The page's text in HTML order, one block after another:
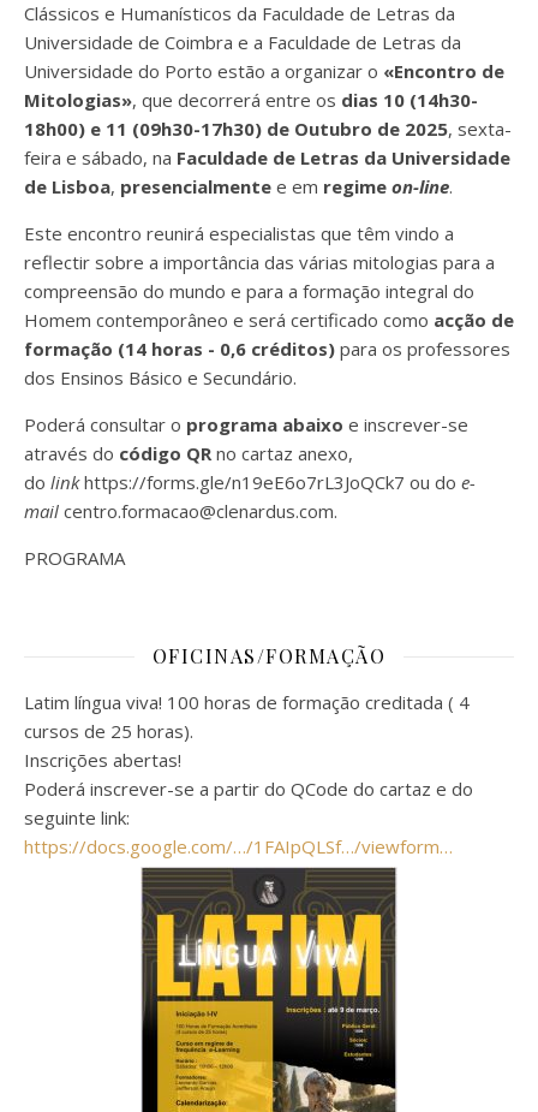
Clássicos e Humanísticos da Faculdade de Letras da
Universidade de Coimbra e a Faculdade de Letras da
Universidade do Porto estão a organizar o «Encontro de
Mitologias», que decorrerá entre os dias 10 (14h30-
18h00) e 11 (09h30-17h30) de Outubro de 2025, sexta-
feira e sábado, na Faculdade de Letras da Universidade
de Lisboa, presencialmente e em regime on-line.
Este encontro reunirá especialistas que têm vindo a
reflectir sobre a importância das várias mitologias para a
compreensão do mundo e para a formação integral do
Homem contemporâneo e será certificado como acção de
formação (14 horas - 0,6 créditos) para os professores
dos Ensinos Básico e Secundário.
Poderá consultar o programa abaixo e inscrever-se
através do código QRno cartaz anexo,
do linkhttps://forms.gle/n19eE6o7rL3JoQCk7 ou do e-
mail centro.formacao@clenardus.com.
PROGRAMA
OFICINAS/FORMAÇÃO
Latim língua viva! 100 horas de formação creditada ( 4
cursos de 25 horas).
Inscrições abertas!
Poderá inscrever-se a partir do QCode do cartaz e do
seguinte link:
https://docs.google.com/…/1FAIpQLSf…/viewform…